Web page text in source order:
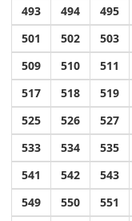
493
494 495
501
502 503
509
510 511
517
518 519
525
526 527
533
534 535
541
542 543
549
550 551